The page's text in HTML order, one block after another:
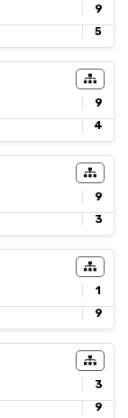
9
5
9
4
9
3
1
9
3
9